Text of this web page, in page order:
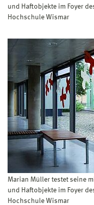
und Haftobjekte im Foyer
Hochschule Wismar
Marian Müller testet seine
und Haftobjekte im Foyer
Hochschule Wismar